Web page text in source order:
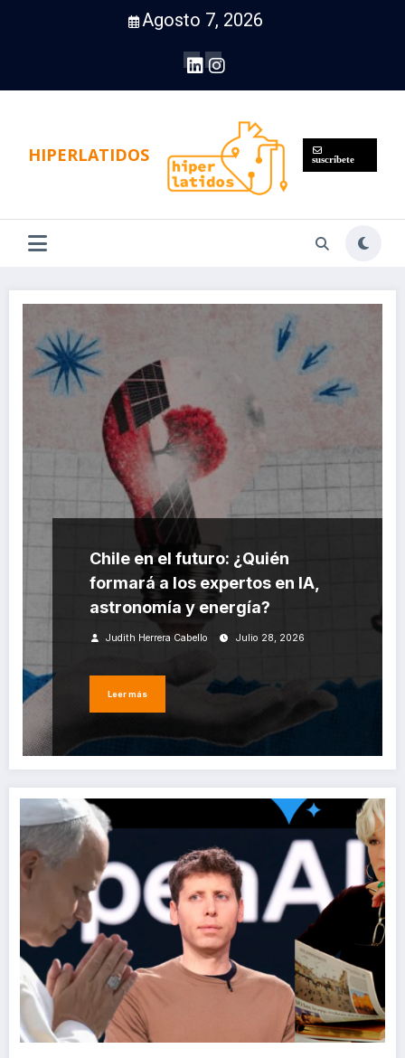
Agosto 7, 2026
HIPERLATIDOS suscríbete
Chile en el futuro: ¿Quién
formará a los expertos en IA,
astronomía y energía?
Judith Herrera Cabello Julio 28, 2026
Leer más